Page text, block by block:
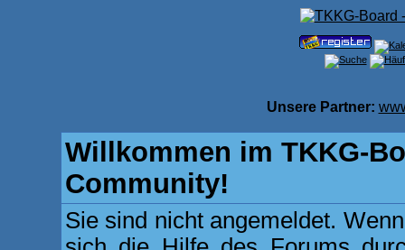
Unsere Partner:
Willkommen im TKKG-
Community!
Sie sind nicht angemeldet.